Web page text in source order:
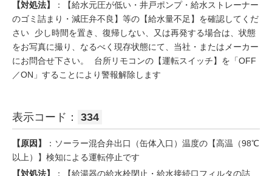
【対処法】
：【給水元圧が低い・井戸ポンプ・給水ストレーナー
のゴミ詰まり・減圧弁不良】等の【給水量不足】を確認してくだ
さい 少し時間を置き、復帰しない、又は再発する場合は、状態
をお写真に撮り、なるべく現存状態にて、当社・またはメーカー
にお問合せ下さい。 台所リモコンの【運転スイッチ】を「OFF
／ON」することにより警報解除します
表示コード： 334
【原因】
：ソーラー混合弁出口（缶体入口）温度の【高温（98℃
以上）】検知による運転停止です
【対処法】
：【給湯器の給水栓閉止・給水接続口フィルタの詰